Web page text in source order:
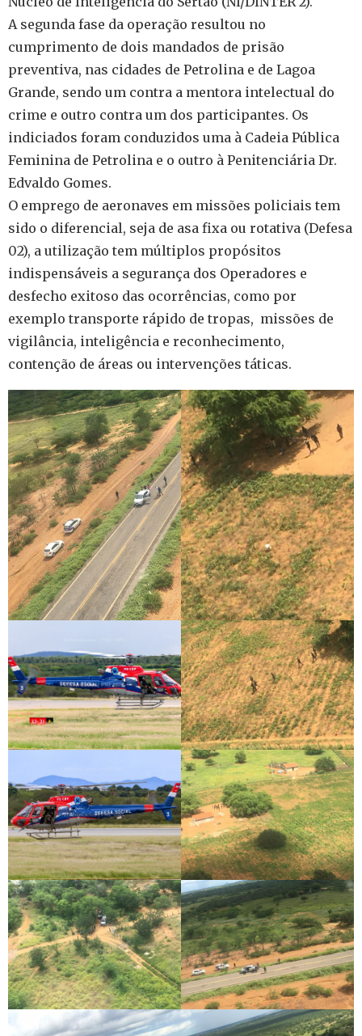
A segunda fase da operação resultou no
cumprimento de dois mandados de prisão
preventiva, nas cidades de Petrolina e de Lagoa
Grande, sendo um contra a mentora intelectual do
crime e outro contra um dos participantes. Os
indiciados foram conduzidos uma à Cadeia Pública
Feminina de Petrolina e o outro à Penitenciária Dr.
Edvaldo Gomes.
O emprego de aeronaves em missões policiais tem
sido o diferencial, seja de asa fixa ou rotativa (Defesa
02), a utilização tem múltiplos propósitos
indispensáveis a segurança dos Operadores e
desfecho exitoso das ocorrências, como por
exemplo transporte rápido de tropas, missões de
vigilância, inteligência e reconhecimento,
contenção de áreas ou intervenções táticas.